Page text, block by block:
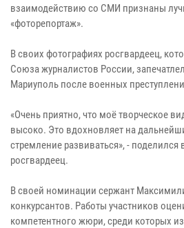
взаимодействию со СМИ признаны
«фоторепортаж».
В своих фотографиях росгвардеец,
Союза журналистов России,
Мариуполь после военных
«Очень приятно, что моё творческое
высоко. Это вдохновляет на
стремление развиваться», - поделился
росгвардеец.
В своей номинации сержант
конкурсантов. Работы участников
компетентного жюри, среди которых